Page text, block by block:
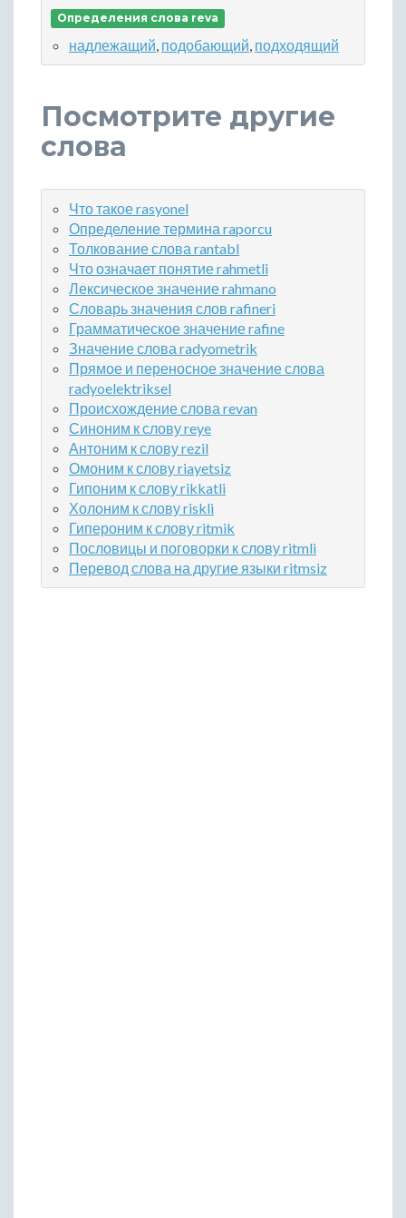
Определения слова reva
надлежащий, подобающий, подходящий
Посмотрите другие
слова
Что такое rasyonel
Определение термина raporcu
Толкование слова rantabl
Что означает понятие rahmetli
Лексическое значение rahmano
Словарь значения слов rafineri
Грамматическое значение rafine
Значение слова radyometrik
Прямое и переносное значение слова
radyoelektriksel
Происхождение слова revan
Синоним к слову reye
Антоним к слову rezil
Омоним к слову riayetsiz
Гипоним к слову rikkatli
Холоним к слову riskli
Гипероним к слову ritmik
Пословицы и поговорки к слову ritmli
Перевод слова на другие языки ritmsiz